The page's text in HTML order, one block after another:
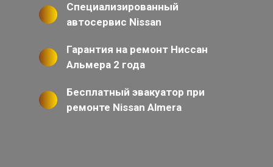
Специализированный
автосервис Nissan
Гарантия на ремонт Ниссан
Альмера 2 года
Бесплатный эвакуатор при
ремонте Nissan Almera